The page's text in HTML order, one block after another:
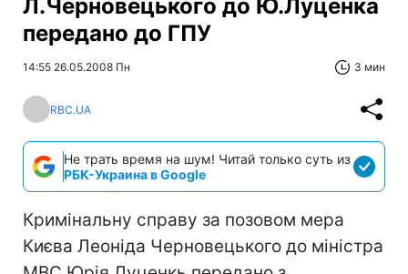
Л.Черновецького до Ю.Луценка
передано до ГПУ
14:55 26.05.2008 Пн 3 мин
RBC.UA
Не трать время на шум! Читай только суть из
РБК-Украина в Google
Кримінальну справу за позовом мера
Києва Леоніда Черновецького до міністра